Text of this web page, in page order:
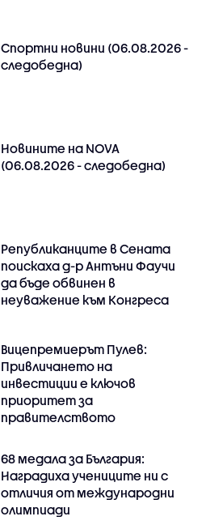
Спортни новини (06.08.2026 -
следобедна)
Новините на NOVA
(06.08.2026 - следобедна)
Републиканците в Сената
поискаха д-р Антъни Фаучи
да бъде обвинен в
неуважение към Конгреса
Вицепремиерът Пулев:
Привличането на
инвестиции е ключов
приоритет за
правителството
68 медала за България:
Наградиха учениците ни с
отличия от международни
олимпиади